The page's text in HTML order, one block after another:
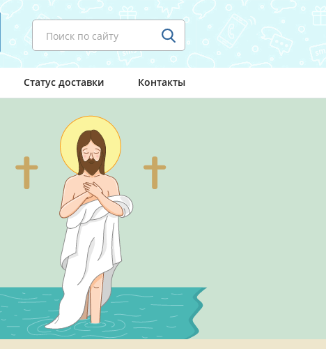
Поиск по сайту
Статус доставки Контакты